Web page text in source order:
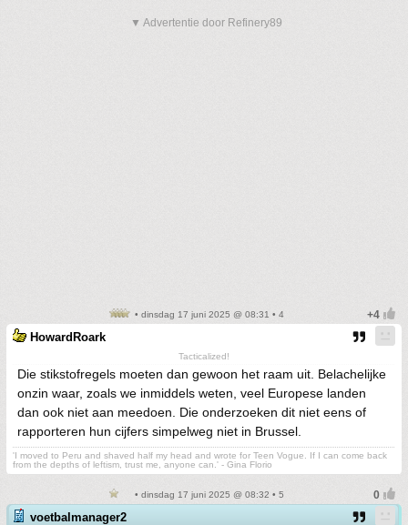
▼ Advertentie door Refinery89
• dinsdag 17 juni 2025 @ 08:31 • 4
HowardRoark
Tacticalized!
Die stikstofregels moeten dan gewoon het raam uit. Belachelijke
onzin waar, zoals we inmiddels weten, veel Europese landen
dan ook niet aan meedoen. Die onderzoeken dit niet eens of
rapporteren hun cijfers simpelweg niet in Brussel.
'I moved to Peru and shaved half my head and wrote for Teen Vogue. If I can come back
from the depths of leftism, trust me, anyone can.' - Gina Florio
• dinsdag 17 juni 2025 @ 08:32 • 5
voetbalmanager2